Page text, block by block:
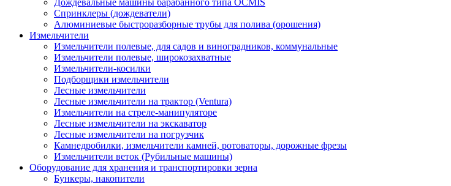
Дождевальные машины барабанного типа OCMIS
Спринклеры (дождеватели)
Алюминиевые быстроразборные трубы для полива (орошения)
Измельчители
Измельчители полевые, для садов и виноградников, коммунальные
Измельчители полевые, широкозахватные
Измельчители-косилки
Подборщики измельчители
Лесные измельчители
Лесные измельчители на трактор (Ventura)
Измельчители на стреле-манипуляторе
Лесные измельчители на экскаватор
Лесные измельчители на погрузчик
Камнедробилки, измельчители камней, ротоваторы, дорожные фрезы
Измельчители веток (Рубильные машины)
Оборудование для хранения и транспортировки зерна
Бункеры, накопители